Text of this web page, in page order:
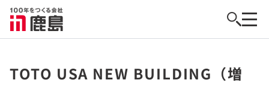
TOTO USA NEW BUILDING（増